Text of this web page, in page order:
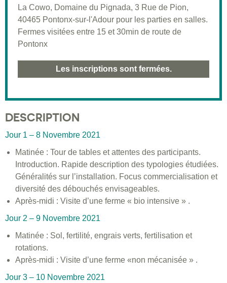
La Cowo, Domaine du Pignada, 3 Rue de Pion,
40465 Pontonx-sur-l'Adour pour les parties en salles.
Fermes visitées entre 15 et 30min de route de
Pontonx
Les inscriptions sont fermées.
DESCRIPTION
Jour 1 – 8 Novembre 2021
Matinée : Tour de tables et attentes des participants.
Introduction. Rapide description des typologies étudiées.
Généralités sur l’installation. Focus commercialisation et
diversité des débouchés envisageables.
Après-midi : Visite d’une ferme « bio intensive » .
Jour 2 – 9 Novembre 2021
Matinée : Sol, fertilité, engrais verts, fertilisation et
rotations.
Après-midi : Visite d’une ferme «non mécanisée » .
Jour 3 – 10 Novembre 2021